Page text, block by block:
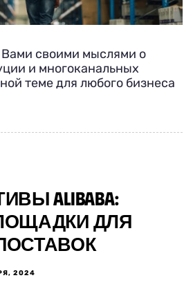
Вами своими мыслями о
и многоканальных
теме для любого бизнеса
ALIBABA:
ДЛЯ
2024